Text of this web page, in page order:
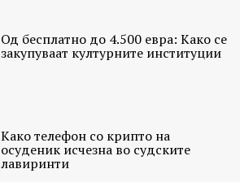
Од бесплатно до 4.500 евра: Како се
закупуваат културните институции
Како телефон со крипто на
осуденик исчезна во судските
лавиринти